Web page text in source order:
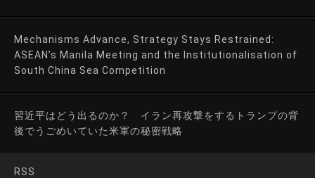
Mechanisms Advance, Strategy Stays Restrained:
ASEAN’s Manila Meeting and the Institutionalisation of
South China Sea Competition
習近平はどう出るのか？ イラン再攻撃をするトランプの背
後でうごめいていた米軍の秘密戦略
RSS